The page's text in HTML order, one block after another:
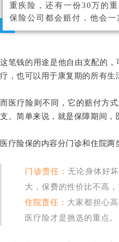
重疾险，还有一份30万的
保险公司都会赔付，他会一
这笔钱的用途是他自由支配的
疗，也可以用于康复期的所有生
而医疗险则不同 ，它的赔付方
支。简单来说 ， 就是保障期间 ，
医疗险保的内容分门诊和住院两
门诊责任： 无论身体好
大，保费的性价比不高
住院责任： 大家都担心
医疗险才是挑选的重点。